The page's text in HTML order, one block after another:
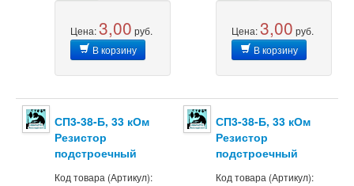
Цена:3,00 руб.
В корзину
Цена:3,00 руб.
В корзину
СП3-38-Б, 33 кОм
Резистор
подстроечный
Код товара (Артикул):
СП3-38-Б, 33 кОм
Резистор
подстроечный
Код товара (Артикул):